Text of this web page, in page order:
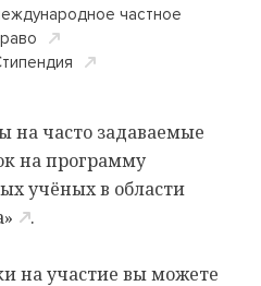
на часто задаваемые
на программу
учёных в области
.
на участие вы можете
частное